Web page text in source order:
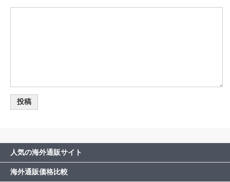
人気の海外通販サイト
海外通販価格比較